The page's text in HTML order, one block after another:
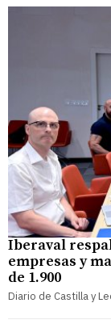
Iberaval
empresas y
de 1.900
Diario de Castilla y